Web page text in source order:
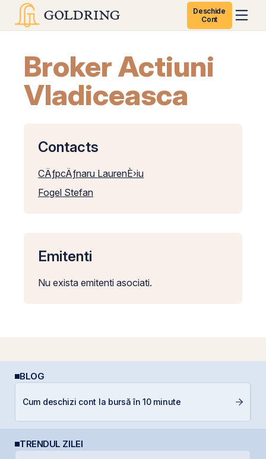
Deschide
Cont
Broker Actiuni
Vladiceasca
Contacts
CÄƒpcÄƒnaru LaurenÈ›iu
Fogel Stefan
Emitenti
Nu exista emitenti asociati.
BLOG
Cum deschizi cont la bursă în 10 minute
TRENDUL ZILEI